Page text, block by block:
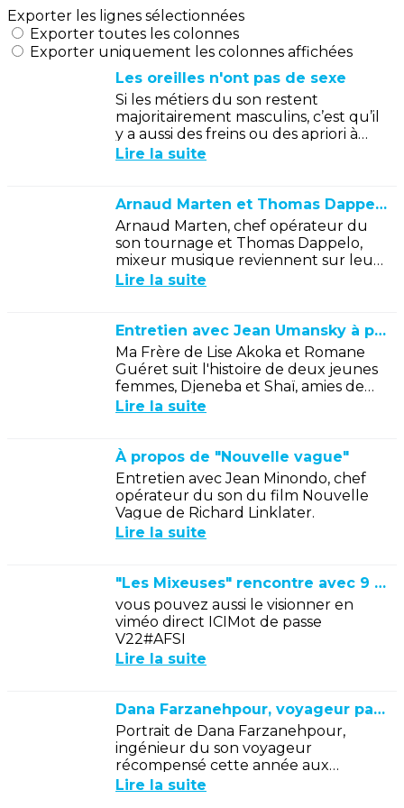
Exporter les lignes sélectionnées
Exporter toutes les colonnes
Exporter uniquement les colonnes affichées
Les oreilles n'ont pas de sexe
Si les métiers du son restent
majoritairement masculins, c’est qu’il
y a aussi des freins ou des apriori à
une plus large mixité.En interrogeant
Lire la suite
Arnaud Marten et Thomas Dappelo parlent de "Nous l'orchestre"
Arnaud Marten, chef opérateur du
son tournage et Thomas Dappelo,
mixeur musique reviennent sur leur
expérience sur le documentaire
Lire la suite
Entretien avec Jean Umansky à propos de "Ma frère"
Ma Frère de Lise Akoka et Romane
Guéret suit l'histoire de deux jeunes
femmes, Djeneba et Shaï, amies de
longue date. Agées de 20 ans, elles
Lire la suite
À propos de "Nouvelle vague"
Entretien avec Jean Minondo, chef
opérateur du son du film Nouvelle
Vague de Richard Linklater.
Lire la suite
"Les Mixeuses" rencontre avec 9 mixeuses
vous pouvez aussi le visionner en
viméo direct ICIMot de passe
V22#AFSI
Lire la suite
Dana Farzanehpour, voyageur par l'écoute.
Portrait de Dana Farzanehpour,
ingénieur du son voyageur
récompensé cette année aux
Donatello pour Vermiglio de Maura
Lire la suite